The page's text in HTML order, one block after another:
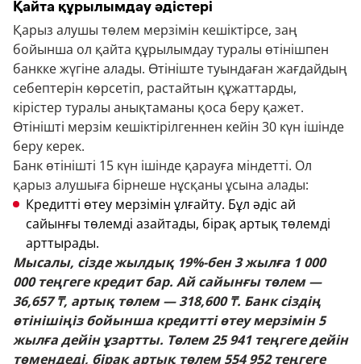
Қайта құрылымдау әдістері
Қарыз алушы төлем мерзімін кешіктірсе, заң
бойынша ол қайта құрылымдау туралы өтінішпен
банкке жүгіне алады. Өтініште туындаған жағдайдың
себептерін көрсетіп, растайтын құжаттарды,
кірістер туралы анықтаманы қоса беру қажет.
Өтінішті мерзім кешіктірілгеннен кейін 30 күн ішінде
беру керек.
Банк өтінішті 15 күн ішінде қарауға міндетті. Ол
қарыз алушыға бірнеше нұсқаны ұсына алады:
Кредитті өтеу мерзімін ұлғайту. Бұл әдіс ай
сайынғы төлемді азайтады, бірақ артық төлемді
арттырады.
Мысалы, сізде жылдық 19%-бен 3 жылға 1 000
000 теңгеге кредит бар. Ай сайынғы төлем —
36,657 ₸, артық төлем — 318,600 ₸. Банк сіздің
өтінішіңіз бойынша кредитті өтеу мерзімін 5
жылға дейін ұзартты. Төлем 25 941 теңгеге дейін
төмендеді, бірақ артық төлем 554 952 теңгеге